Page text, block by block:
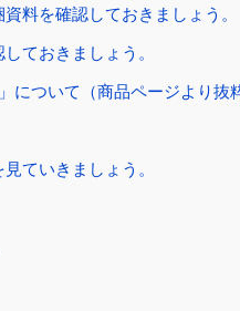
料を確認しておきましょう。
ておきましょう。
について（商品ページより抜
ていきましょう。